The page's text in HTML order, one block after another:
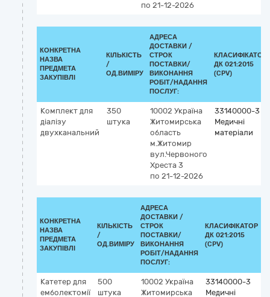
по 21-12-2026
КОНКРЕТНА
НАЗВА
ПРЕДМЕТА
ЗАКУПІВЛІ
КІЛЬКІСТЬ
/
ОД.ВИМІРУ
АДРЕСА
ДОСТАВКИ /
СТРОК
ПОСТАВКИ/
ВИКОНАННЯ
РОБІТ/НАДАННЯ
ПОСЛУГ:
КЛАСИФІКАТОР
ДК 021:2015
(CPV)
Комплект для
діалізу
двухканальний
350
штука
10002 Україна
Житомирська
область
м.Житомир
вул.Червоного
Хреста 3
по 21-12-2026
33140000-3
Медичні
матеріали
КОНКРЕТНА
НАЗВА
ПРЕДМЕТА
ЗАКУПІВЛІ
КІЛЬКІСТЬ
/
ОД.ВИМІРУ
АДРЕСА
ДОСТАВКИ /
СТРОК
ПОСТАВКИ/
ВИКОНАННЯ
РОБІТ/НАДАННЯ
ПОСЛУГ:
КЛАСИФІКАТОР
ДК 021:2015
(CPV)
Катетер для
емболектомії
500
штука
10002 Україна
Житомирська
33140000-3
Медичні